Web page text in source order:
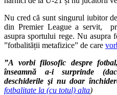
Nu cred că sunt singurul iubitor
din Premier League a servit,
asupra sportului rege. Nu asupra
”fotbalității metafizice” de care
”A vorbi filosofic despre
înseamnă a-i surprinde
deschiderile şi nu doar
fotbalitate la (cu totul) alta)